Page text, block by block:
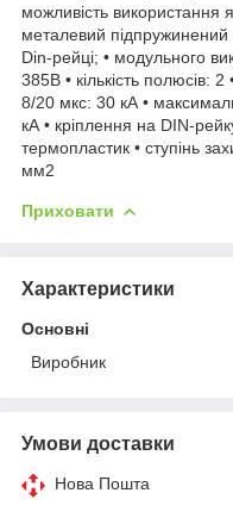
можливість використання
металевий
Din-рейці; • модульного
385В • кількість полюсів:
8/20 мкс: 30 кА •
кА • кріплення на DIN-
термопластик • ступінь
мм2
Приховати
Характеристики
Основні
Виробник
Умови доставки
Нова Пошта